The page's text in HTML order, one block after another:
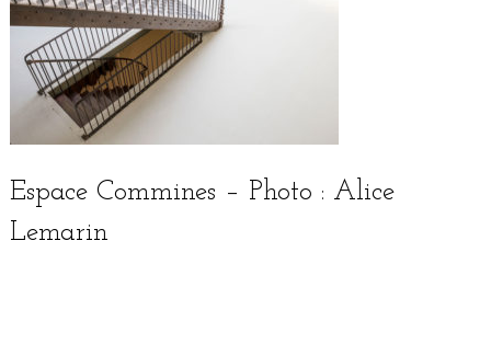
Espace Commines – Photo : Alice
Lemarin